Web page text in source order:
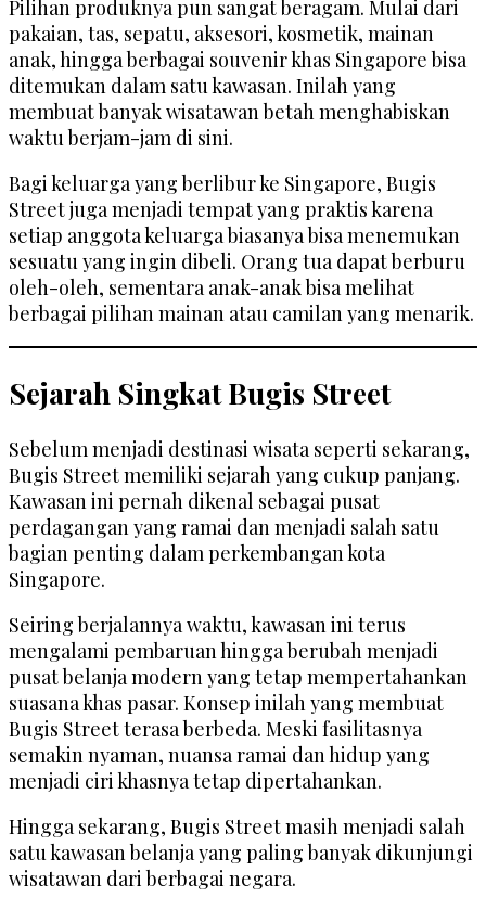
Pilihan produknya pun sangat beragam. Mulai dari
pakaian, tas, sepatu, aksesori, kosmetik, mainan
anak, hingga berbagai souvenir khas Singapore bisa
ditemukan dalam satu kawasan. Inilah yang
membuat banyak wisatawan betah menghabiskan
waktu berjam-jam di sini.
Bagi keluarga yang berlibur ke Singapore, Bugis
Street juga menjadi tempat yang praktis karena
setiap anggota keluarga biasanya bisa menemukan
sesuatu yang ingin dibeli. Orang tua dapat berburu
oleh-oleh, sementara anak-anak bisa melihat
berbagai pilihan mainan atau camilan yang menarik.
Sejarah Singkat Bugis Street
Sebelum menjadi destinasi wisata seperti sekarang,
Bugis Street memiliki sejarah yang cukup panjang.
Kawasan ini pernah dikenal sebagai pusat
perdagangan yang ramai dan menjadi salah satu
bagian penting dalam perkembangan kota
Singapore.
Seiring berjalannya waktu, kawasan ini terus
mengalami pembaruan hingga berubah menjadi
pusat belanja modern yang tetap mempertahankan
suasana khas pasar. Konsep inilah yang membuat
Bugis Street terasa berbeda. Meski fasilitasnya
semakin nyaman, nuansa ramai dan hidup yang
menjadi ciri khasnya tetap dipertahankan.
Hingga sekarang, Bugis Street masih menjadi salah
satu kawasan belanja yang paling banyak dikunjungi
wisatawan dari berbagai negara.